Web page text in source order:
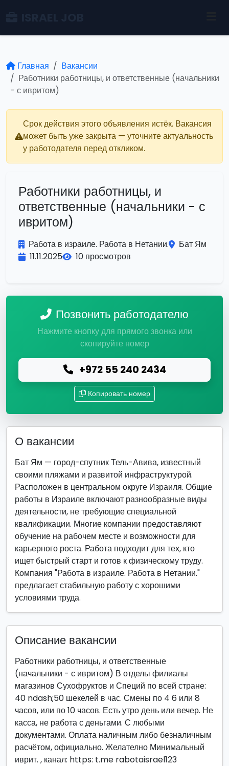
Главная
Вакансии
Работники работницы, и ответственные (начальники
- с ивритом)
Срок действия этого объявления истёк. Вакансия
может быть уже закрыта — уточните актуальность
у работодателя перед откликом.
Работники работницы, и
ответственные (начальники - с
ивритом)
Работа в израиле. Работа в Нетании.
Бат Ям
11.11.2025
10 просмотров
Позвонить работодателю
Нажмите кнопку для прямого звонка или
скопируйте номер
+972 55 240 2434
Копировать номер
О вакансии
Бат Ям — город-спутник Тель-Авива, известный
своими пляжами и развитой инфраструктурой.
Расположен в центральном округе Израиля. Общие
работы в Израиле включают разнообразные виды
деятельности, не требующие специальной
квалификации. Многие компании предоставляют
обучение на рабочем месте и возможности для
карьерного роста. Работа подходит для тех, кто
ищет быстрый старт и готов к физическому труду.
Компания "Работа в израиле. Работа в Нетании."
предлагает стабильную работу с хорошими
условиями труда.
Описание вакансии
Работники работницы, и ответственные
(начальники - с ивритом) В отделы филиалы
магазинов Сухофруктов и Специй по всей стране:
40 ndash;50 шекелей в час. Смены по 4 6 или 8
часов, или по 10 часов. Есть утро день или вечер. Не
касса, не работа с деньгами. С любыми
документами. Оплата наличным либо безналичным
расчётом, официально. Желателно Минимальный
иврит. , канал: https: t.me rabotaisrael123